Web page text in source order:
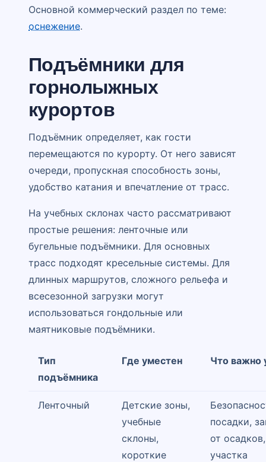
Основной коммерческий раздел по теме:
оснежение.
Подъёмники для
горнолыжных
курортов
Подъёмник определяет, как гости
перемещаются по курорту. От него зависят
очереди, пропускная способность зоны,
удобство катания и впечатление от трасс.
На учебных склонах часто рассматривают
простые решения: ленточные или
бугельные подъёмники. Для основных
трасс подходят кресельные системы. Для
длинных маршрутов, сложного рельефа и
всесезонной загрузки могут
использоваться гондольные или
маятниковые подъёмники.
Тип
подъёмника
Где уместен Что важно
Ленточный
Детские зоны,
учебные
склоны,
короткие
посадки,
от
участка